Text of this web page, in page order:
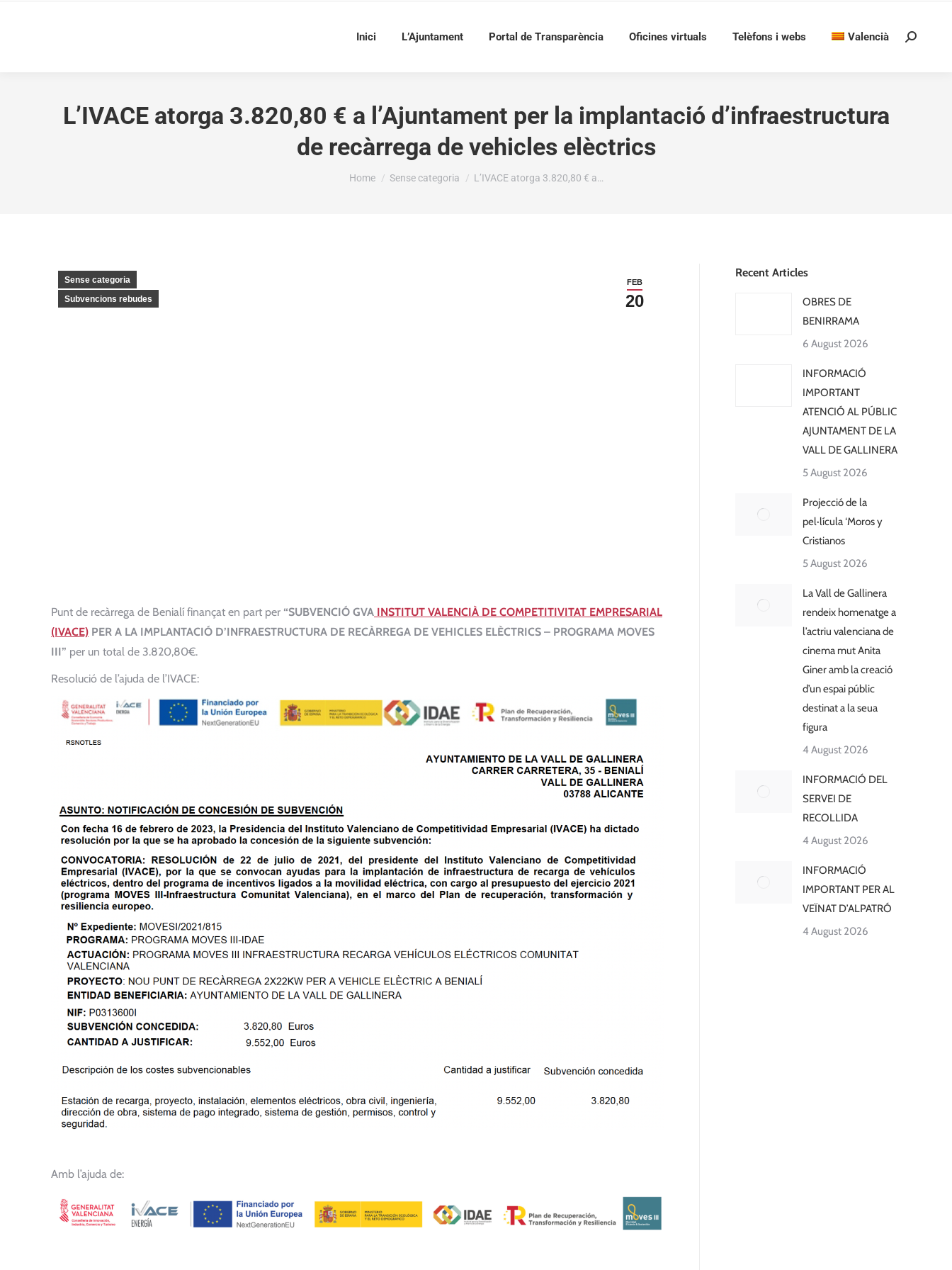
Inici L’Ajuntament Portal de Transparència Oficines virtuals Telèfons i webs Valencià Search:
L’IVACE atorga 3.820,80 € a l’Ajuntament per la implantació d’infraestructura
de recàrrega de vehicles elèctrics
You are here:
Home Sense categoria L’IVACE atorga 3.820,80 € a…
FEB
20
Sense categoria
Subvencions rebudes
Punt de recàrrega de Benialí finançat en part per “SUBVENCIÓ GVA INSTITUT VALENCIÀ DE COMPETITIVITAT EMPRESARIAL
(IVACE) PER A LA IMPLANTACIÓ D’INFRAESTRUCTURA DE RECÀRREGA DE VEHICLES ELÈCTRICS – PROGRAMA MOVES
III” per un total de 3.820,80€.
Resolució de l’ajuda de l’IVACE:
Amb l’ajuda de:
Recent Articles
OBRES DE
BENIRRAMA
6 August 2026
INFORMACIÓ
IMPORTANT
ATENCIÓ AL PÚBLIC
AJUNTAMENT DE LA
VALL DE GALLINERA
5 August 2026
Projecció de la
pel·lícula ‘Moros y
Cristianos
5 August 2026
La Vall de Gallinera
rendeix homenatge a
l’actriu valenciana de
cinema mut Anita
Giner amb la creació
d’un espai públic
destinat a la seua
figura
4 August 2026
INFORMACIÓ DEL
SERVEI DE
RECOLLIDA
4 August 2026
INFORMACIÓ
IMPORTANT PER AL
VEÏNAT D’ALPATRÓ
4 August 2026